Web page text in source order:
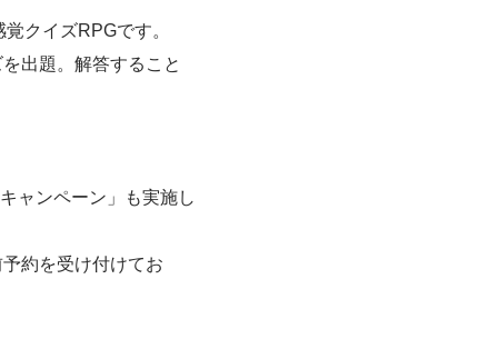
クイズRPGです。
出題。解答すること
ャンペーン」も実施し
約を受け付けてお